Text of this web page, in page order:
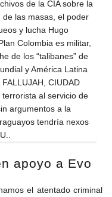
de la CIA sobre la
de las masas, el poder
y lucha Hugo
Colombia es militar,
de los “talibanes” de
y América Latina
CIUDAD
al servicio de
argumentos a la
tendría nexos
apoyo a Evo
el atentado criminal